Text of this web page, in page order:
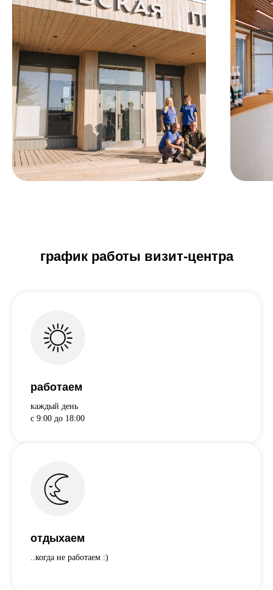
график работы визит-центра
работаем
каждый день
с 9:00 до 18:00
отдыхаем
..когда не работаем :)